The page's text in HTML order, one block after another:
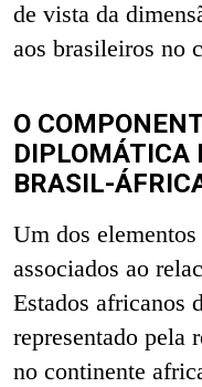
de vista da
aos brasileiros no
O
DIPLOMÁTICA
BRASIL-
Um dos
associados ao
Estados africanos
representado pela
no continente